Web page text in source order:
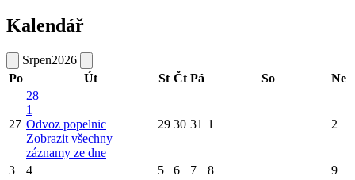
Kalendář
Srpen2026
Po
Út St Čt Pá So Ne
27
28
1
Odvoz popelnic
Zobrazit všechny
záznamy ze dne
29 30 31 1 2
3 4 5 6 7 8 9